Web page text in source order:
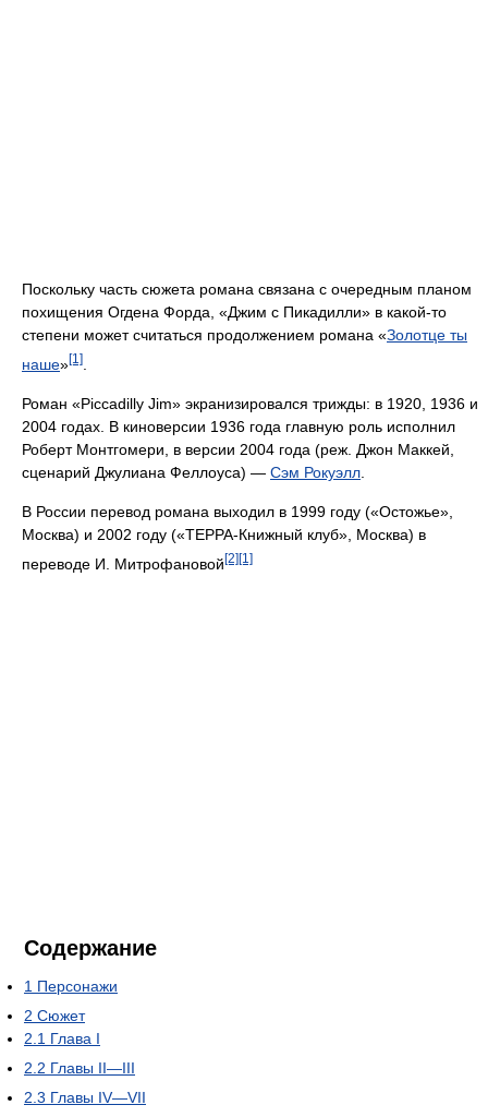
Поскольку часть сюжета романа связана с очередным планом
похищения Огдена Форда, «Джим с Пикадилли» в какой-то
степени может считаться продолжением романа «Золотце ты
наше»[1]
Роман «Piccadilly Jim» экранизировался трижды: в 1920, 1936 и
2004 годах. В киноверсии 1936 года главную роль исполнил
Роберт Монтгомери, в версии 2004 года (реж. Джон Маккей,
сценарий Джулиана Феллоуса) — Сэм Рокуэлл
В России перевод романа выходил в 1999 году («Остожье»,
Москва) и 2002 году («ТЕРРА-Книжный клуб», Москва) в
переводе И. Митрофановой[2][1]
Содержание
1 Персонажи
2 Сюжет
2.1 Глава I
2.2 Главы II—III
2.3 Главы IV—VII